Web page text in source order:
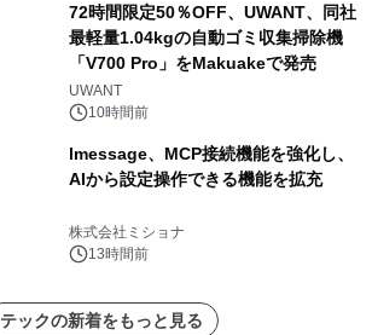
72時間限定50％OFF、UWANT、同社
最軽量1.04kgの自動ゴミ収集掃除機
「V700 Pro」をMakuakeで発売
UWANT
10時間前
lmessage、MCP接続機能を強化し、
AIから設定操作できる機能を拡充
株式会社ミショナ
13時間前
テックの新着をもっと見る